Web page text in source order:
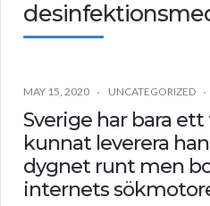
MAY 15, 2020 UNCATEGORIZED
Sverige har bara
kunnat leverera
dygnet runt men
internets